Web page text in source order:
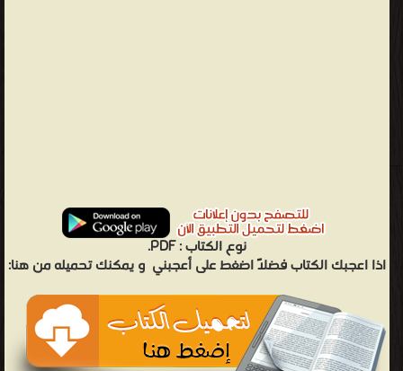
نوع الكتاب :PDF.
اذا اعجبك الكتاب فضلاً اضغط على أعجبني و يمكنك تحميله من هنا: